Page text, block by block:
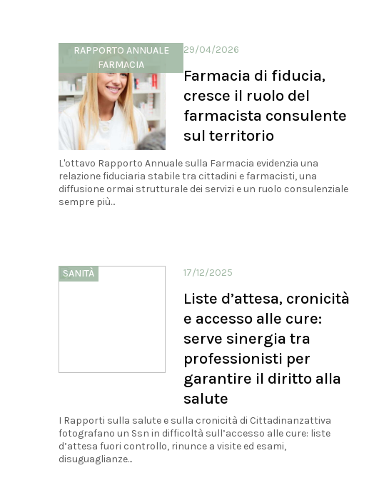
RAPPORTO ANNUALE
FARMACIA
29/04/2026
Farmacia di fiducia,
cresce il ruolo del
farmacista consulente
sul territorio
L'ottavo Rapporto Annuale sulla Farmacia evidenzia una
relazione fiduciaria stabile tra cittadini e farmacisti, una
diffusione ormai strutturale dei servizi e un ruolo consulenziale
sempre più...
SANITÀ 17/12/2025
Liste d’attesa, cronicità
e accesso alle cure:
serve sinergia tra
professionisti per
garantire il diritto alla
salute
I Rapporti sulla salute e sulla cronicità di Cittadinanzattiva
fotografano un Ssn in difficoltà sull’accesso alle cure: liste
d’attesa fuori controllo, rinunce a visite ed esami,
disuguaglianze...